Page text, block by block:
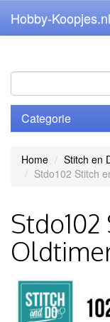
Hobby-Koopjes.nl
Categorie
Home Stitch en
Stdo102 Stitch